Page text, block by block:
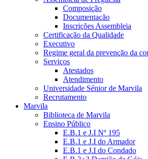
Composição
Documentação
Inscrições Assembleia
Certificação da Qualidade
Executivo
Regime geral da prevenção da
Serviços
Atestados
Atendimento
Universidade Sénior de Marvila
Recrutamento
Marvila
Biblioteca de Marvila
Ensino Público
E.B.1 e J.I Nº 195
E.B.1 e J.I do Armador
E.B.1 e J.I do Condado